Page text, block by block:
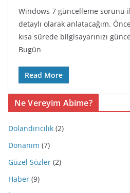
Windows 7 güncelleme sorunu
detaylı olarak anlatacağım.
kısa sürede bilgisayarınızı
Bugün
Read More
Ne Vereyim Abime?
Dolandırıcılık (2)
Donanım (7)
Güzel Sözler (2)
Haber (9)